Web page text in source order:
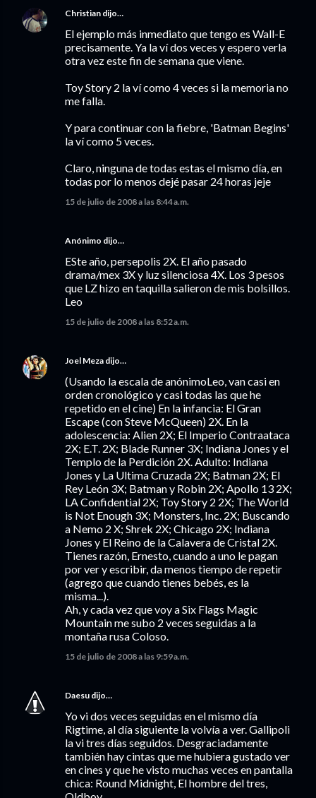
Christian dijo…
El ejemplo más inmediato que tengo es Wall-E
precisamente. Ya la ví dos veces y espero verla
otra vez este fin de semana que viene.
Toy Story 2 la ví como 4 veces si la memoria no
me falla.
Y para continuar con la fiebre, 'Batman Begins'
la ví como 5 veces.
Claro, ninguna de todas estas el mismo día, en
todas por lo menos dejé pasar 24 horas jeje
15 de julio de 2008 a las 8:44 a.m.
Anónimo dijo…
ESte año, persepolis 2X. El año pasado
drama/mex 3X y luz silenciosa 4X. Los 3 pesos
que LZ hizo en taquilla salieron de mis bolsillos.
Leo
15 de julio de 2008 a las 8:52 a.m.
Joel Meza dijo…
(Usando la escala de anónimoLeo, van casi en
orden cronológico y casi todas las que he
repetido en el cine) En la infancia: El Gran
Escape (con Steve McQueen) 2X. En la
adolescencia: Alien 2X; El Imperio Contraataca
2X; E.T. 2X; Blade Runner 3X; Indiana Jones y el
Templo de la Perdición 2X. Adulto: Indiana
Jones y La Ultima Cruzada 2X; Batman 2X; El
Rey León 3X; Batman y Robin 2X; Apollo 13 2X;
LA Confidential 2X; Toy Story 2 2X; The World
is Not Enough 3X; Monsters, Inc. 2X; Buscando
a Nemo 2 X; Shrek 2X; Chicago 2X; Indiana
Jones y El Reino de la Calavera de Cristal 2X.
Tienes razón, Ernesto, cuando a uno le pagan
por ver y escribir, da menos tiempo de repetir
(agrego que cuando tienes bebés, es la
misma...).
Ah, y cada vez que voy a Six Flags Magic
Mountain me subo 2 veces seguidas a la
montaña rusa Coloso.
15 de julio de 2008 a las 9:59 a.m.
Daesu dijo…
Yo vi dos veces seguidas en el mismo día
Rigtime, al día siguiente la volvía a ver. Gallipoli
la vi tres días seguidos. Desgraciadamente
también hay cintas que me hubiera gustado ver
en cines y que he visto muchas veces en pantalla
chica: Round Midnight, El hombre del tres,